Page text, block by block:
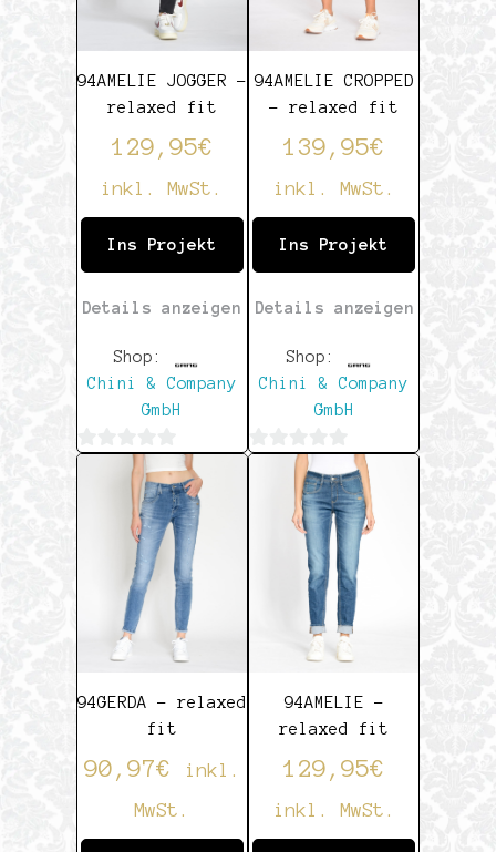
94AMELIE JOGGER –
relaxed fit
129,95€
inkl. MwSt.
Ins Projekt
Details anzeigen
Shop:
Chini & Company
GmbH
0
94AMELIE CROPPED
– relaxed fit
139,95€
inkl. MwSt.
Ins Projekt
Details anzeigen
Shop:
Chini & Company
GmbH
94GERDA – relaxed
fit
90,97€
inkl.
MwSt.
94AMELIE –
relaxed fit
129,95€
inkl. MwSt.